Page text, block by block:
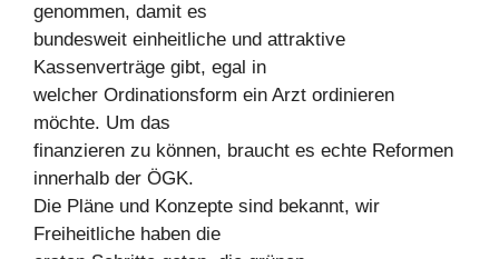
genommen, damit es
bundesweit einheitliche und attraktive
Kassenverträge gibt, egal in
welcher Ordinationsform ein Arzt ordinieren
möchte. Um das
finanzieren zu können, braucht es echte Reformen
innerhalb der ÖGK.
Die Pläne und Konzepte sind bekannt, wir
Freiheitliche haben die